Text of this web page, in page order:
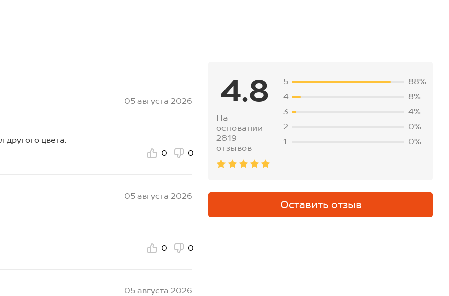
4.8
На
основании
2819
отзывов
5
88%
4
8%
3
4%
2
0%
1
0%
Оставить отзыв
05 августа 2026
другого цвета.
0
0
05 августа 2026
0 0
05 августа 2026